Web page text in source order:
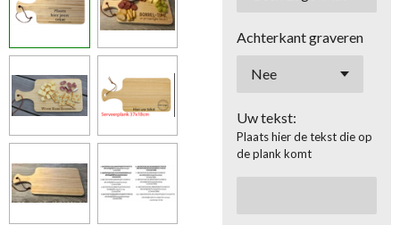
Achterkant graveren
Uw tekst:
Plaats hier de tekst die op
de plank komt